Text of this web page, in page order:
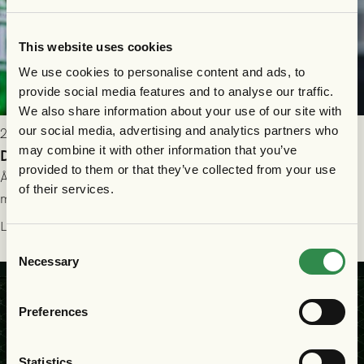
This website uses cookies
We use cookies to personalise content and ads, to
provide social media features and to analyse our traffic.
We also share information about your use of our site with
our social media, advertising and analytics partners who
may combine it with other information that you’ve
provided to them or that they’ve collected from your use
of their services.
Selection
Necessary
Preferences
2026-07-26 21:00
Delad poäng mot Halmstads BK
Åter i Allsvenskan stod Halmstads BK för motståndet i en
match som vägde tungt till fördel för GAIS, men där poängen
delades efter dramatik på tilläggstid.
Läs mer